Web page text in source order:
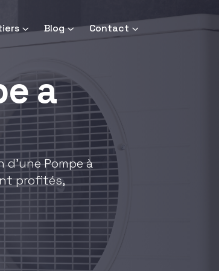
Blog Contact
a
d'une Pompe à
profités,